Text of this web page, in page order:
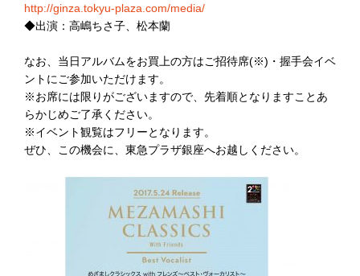
http://ginza.tokyu-plaza.com/media/
◆出演：高嶋ちさ子、松本蘭
なお、当日アルバムをお買上の方はご招待席(※)・握手会イベ
ントにご参加いただけます。
※お席には限りがございますので、先着順となりますことあ
らかじめご了承ください。
※イベント観覧はフリーとなります。
ぜひ、この機会に、東急プラザ銀座へお越しください。